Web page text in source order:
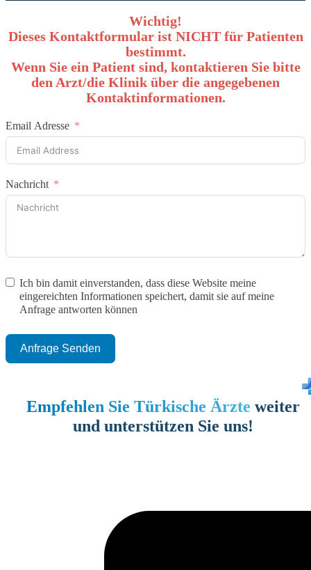
Wichtig!
Dieses Kontaktformular ist NICHT für Patienten
bestimmt.
Wenn Sie ein Patient sind, kontaktieren Sie bitte
den Arzt/die Klinik über die angegebenen
Kontaktinformationen.
Email Adresse
Nachricht
Ich bin damit einverstanden, dass diese Website meine
eingereichten Informationen speichert, damit sie auf meine
Anfrage antworten können
Anfrage Senden
Empfehlen Sie Türkische Ärzte weiter
und unterstützen Sie uns!